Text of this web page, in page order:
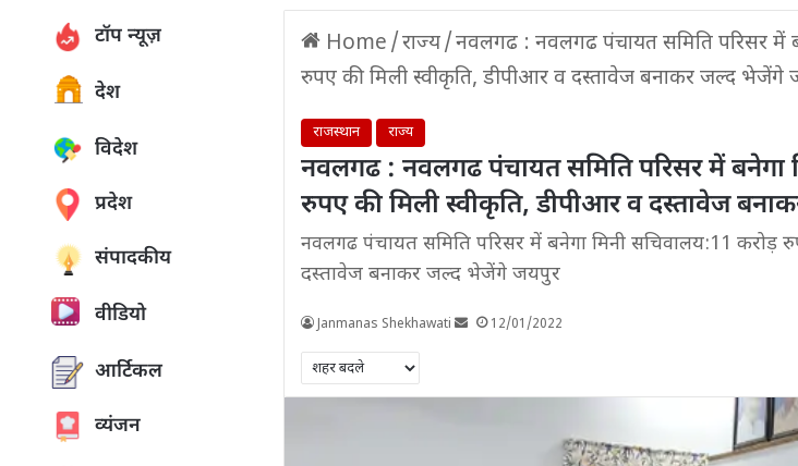
टॉप न्यूज़
देश
विदेश
प्रदेश
संपादकीय
वीडियो
आर्टिकल
व्यंजन
Home /राज्य/नवलगढ : नवलगढ पंचायत समिति परिसर में
रुपए की मिली स्वीकृति, डीपीआर व दस्तावेज बनाकर जल्द भेजेंगे
राजस्थान राज्य
नवलगढ : नवलगढ पंचायत समिति परिसर में बनेगा
रुपए की मिली स्वीकृति, डीपीआर व दस्तावेज
नवलगढ पंचायत समिति परिसर में बनेगा मिनी सचिवालय:11 करोड़
दस्तावेज बनाकर जल्द भेजेंगे जयपुर
Janmanas Shekhawati 12/01/2022